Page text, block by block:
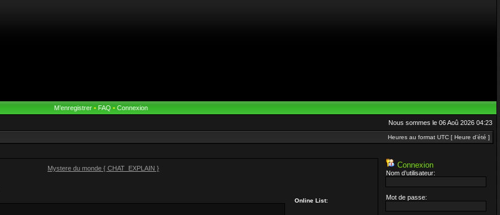
M’enregistrer • FAQ • Connexion
Nous sommes le 06 Aoû 2026 04:23
Heures au format UTC [ Heure d’été ]
Mystere du monde { CHAT_EXPLAIN }
Online List:
Connexion
Nom d’utilisateur:
Mot de passe: